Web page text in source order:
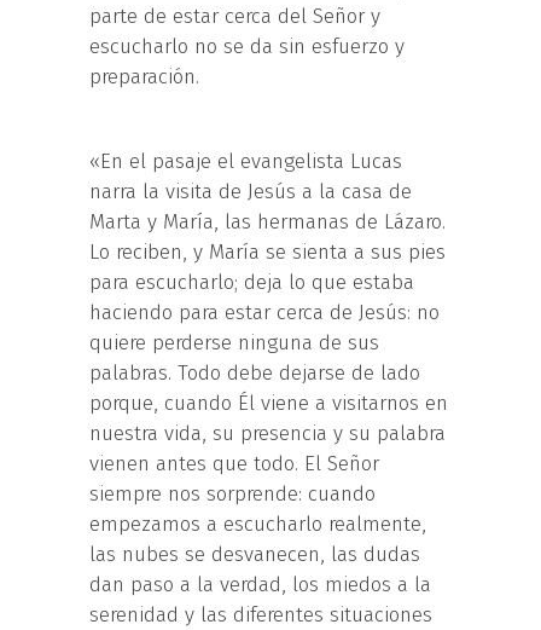
parte de estar cerca del Señor y
escucharlo no se da sin esfuerzo y
preparación.
«En el pasaje el evangelista Lucas
narra la visita de Jesús a la casa de
Marta y María, las hermanas de Lázaro.
Lo reciben, y María se sienta a sus pies
para escucharlo; deja lo que estaba
haciendo para estar cerca de Jesús: no
quiere perderse ninguna de sus
palabras. Todo debe dejarse de lado
porque, cuando Él viene a visitarnos en
nuestra vida, su presencia y su palabra
vienen antes que todo. El Señor
siempre nos sorprende: cuando
empezamos a escucharlo realmente,
las nubes se desvanecen, las dudas
dan paso a la verdad, los miedos a la
serenidad y las diferentes situaciones